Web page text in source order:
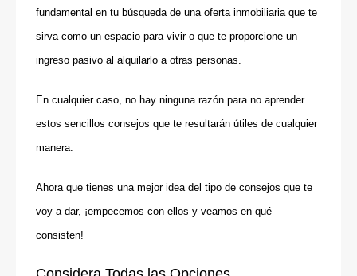
fundamental en tu búsqueda de una oferta inmobiliaria que te
sirva como un espacio para vivir o que te proporcione un
ingreso pasivo al alquilarlo a otras personas.
En cualquier caso, no hay ninguna razón para no aprender
estos sencillos consejos que te resultarán útiles de cualquier
manera.
Ahora que tienes una mejor idea del tipo de consejos que te
voy a dar, ¡empecemos con ellos y veamos en qué
consisten!